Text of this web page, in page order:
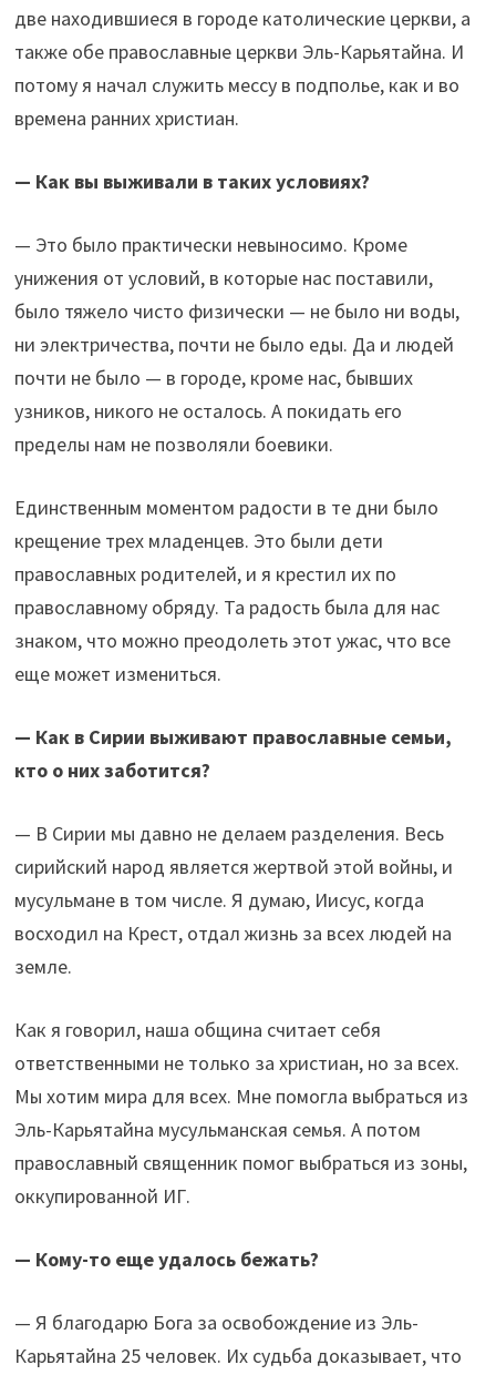
две находившиеся в городе католические церкви, а
также обе православные церкви Эль-Карьятайна. И
потому я начал служить мессу в подполье, как и во
времена ранних христиан.
— Как вы выживали в таких условиях?
— Это было практически невыносимо. Кроме
унижения от условий, в которые нас поставили,
было тяжело чисто физически — не было ни воды,
ни электричества, почти не было еды. Да и людей
почти не было — в городе, кроме нас, бывших
узников, никого не осталось. А покидать его
пределы нам не позволяли боевики.
Единственным моментом радости в те дни было
крещение трех младенцев. Это были дети
православных родителей, и я крестил их по
православному обряду. Та радость была для нас
знаком, что можно преодолеть этот ужас, что все
еще может измениться.
— Как в Сирии выживают православные семьи,
кто о них заботится?
— В Сирии мы давно не делаем разделения. Весь
сирийский народ является жертвой этой войны, и
мусульмане в том числе. Я думаю, Иисус, когда
восходил на Крест, отдал жизнь за всех людей на
земле.
Как я говорил, наша община считает себя
ответственными не только за христиан, но за всех.
Мы хотим мира для всех. Мне помогла выбраться из
Эль-Карьятайна мусульманская семья. А потом
православный священник помог выбраться из зоны,
оккупированной ИГ.
— Кому-то еще удалось бежать?
— Я благодарю Бога за освобождение из Эль-
Карьятайна 25 человек. Их судьба доказывает, что